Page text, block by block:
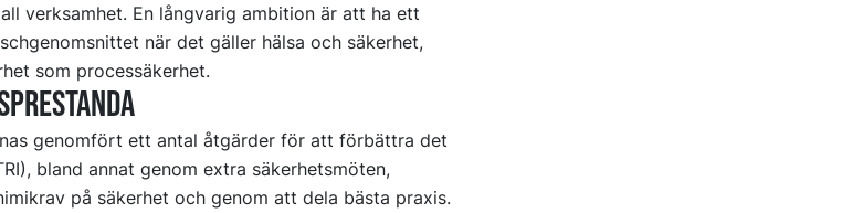
verksamhet. En långvarig ambition är att ha ett
när det gäller hälsa och säkerhet,
som processäkerhet.
genomfört ett antal åtgärder för att förbättra det
bland annat genom extra säkerhetsmöten,
på säkerhet och genom att dela bästa praxis.